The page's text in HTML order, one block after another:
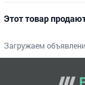
Этот товар
Загружаем